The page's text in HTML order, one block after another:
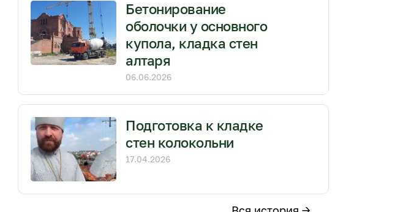
Бетонирование
оболочки у основного
купола, кладка стен
алтаря
06.06.2026
Подготовка к кладке
стен колокольни
17.04.2026